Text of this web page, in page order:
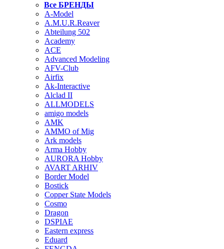
Все БРЕНДЫ
A-Model
A.M.U.R.Reaver
Abteilung 502
Academy
ACE
Advanced Modeling
AFV-Club
Airfix
Ak-Interactive
Alclad II
ALLMODELS
amigo models
AMK
AMMO of Mig
Ark models
Arma Hobby
AURORA Hobby
AVART ARHIV
Border Model
Bostick
Copper State Models
Cosmo
Dragon
DSPIAE
Eastern express
Eduard